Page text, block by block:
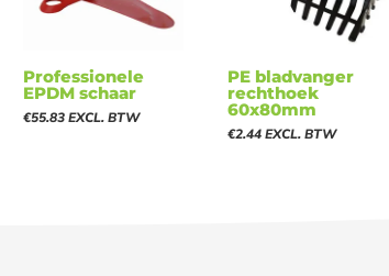
Professionele
EPDM schaar
€55.83 EXCL. BTW
PE bladvanger
rechthoek
60x80mm
€2.44 EXCL. BTW